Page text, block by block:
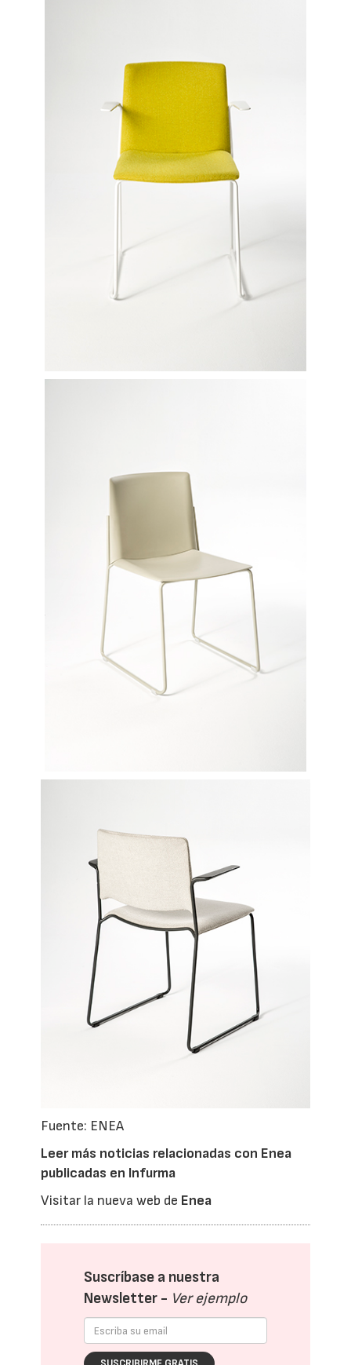
Fuente: ENEA
Leer más noticias relacionadas con Enea
publicadas en Infurma
Visitar la nueva web de Enea
Suscríbase a nuestra
Newsletter - Ver ejemplo